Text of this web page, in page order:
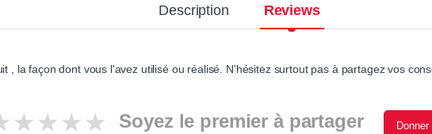
Description Reviews
, la façon dont vous l'avez utilisé ou réalisé. N'hésitez surtout pas à partagez vos
Soyez le premier à partager